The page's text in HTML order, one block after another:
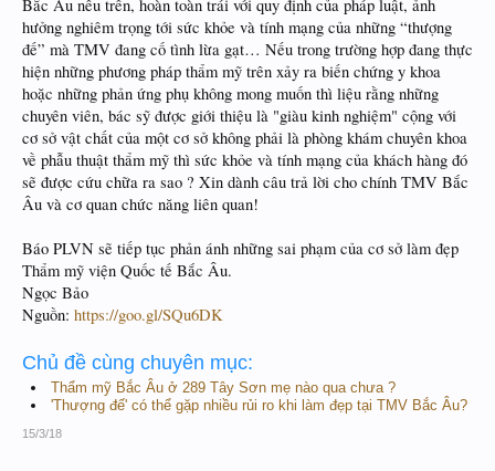
Bắc Âu nêu trên, hoàn toàn trái với quy định của pháp luật, ảnh
hưởng nghiêm trọng tới sức khỏe và tính mạng của những “thượng
đế” mà TMV đang cố tình lừa gạt… Nếu trong trường hợp đang thực
hiện những phương pháp thẩm mỹ trên xảy ra biến chứng y khoa
hoặc những phản ứng phụ không mong muốn thì liệu rằng những
chuyên viên, bác sỹ được giới thiệu là "giàu kinh nghiệm" cộng với
cơ sở vật chất của một cơ sở không phải là phòng khám chuyên khoa
về phẫu thuật thẩm mỹ thì sức khỏe và tính mạng của khách hàng đó
sẽ được cứu chữa ra sao ? Xin dành câu trả lời cho chính TMV Bắc
Âu và cơ quan chức năng liên quan!
Báo PLVN sẽ tiếp tục phản ánh những sai phạm của cơ sở làm đẹp
Thẩm mỹ viện Quốc tế Bắc Âu.
Ngọc Bảo
Nguồn: https://goo.gl/SQu6DK
Chủ đề cùng chuyên mục:
Thẩm mỹ Bắc Âu ở 289 Tây Sơn mẹ nào qua chưa ?
'Thượng đế' có thể gặp nhiều rủi ro khi làm đẹp tại TMV Bắc Âu?
15/3/18